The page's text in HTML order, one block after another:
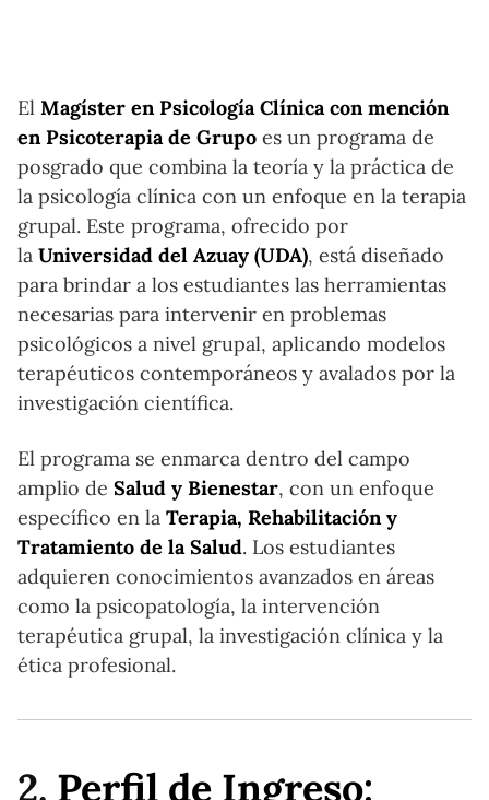
El Magíster en Psicología Clínica con mención
en Psicoterapia de Grupo es un programa de
posgrado que combina la teoría y la práctica de
la psicología clínica con un enfoque en la terapia
grupal. Este programa, ofrecido por
la Universidad del Azuay (UDA), está diseñado
para brindar a los estudiantes las herramientas
necesarias para intervenir en problemas
psicológicos a nivel grupal, aplicando modelos
terapéuticos contemporáneos y avalados por la
investigación científica.
El programa se enmarca dentro del campo
amplio de Salud y Bienestar, con un enfoque
específico en la Terapia, Rehabilitación y
Tratamiento de la Salud. Los estudiantes
adquieren conocimientos avanzados en áreas
como la psicopatología, la intervención
terapéutica grupal, la investigación clínica y la
ética profesional.
2. Perfil de Ingreso: